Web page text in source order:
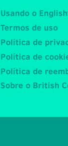
Usando o
Termos de uso
Política de
Política de
Política de
Sobre o British